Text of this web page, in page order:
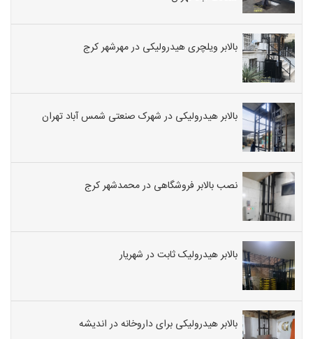
بالابر ویلچری هیدرولیکی در مهرشهر کرج
بالابر هیدرولیکی در شهرک صنعتی شمس آباد تهران
نصب بالابر فروشگاهی در محمدشهر کرج
بالابر هیدرولیک ثابت در شهریار
بالابر هیدرولیکی برای داروخانه در اندیشه